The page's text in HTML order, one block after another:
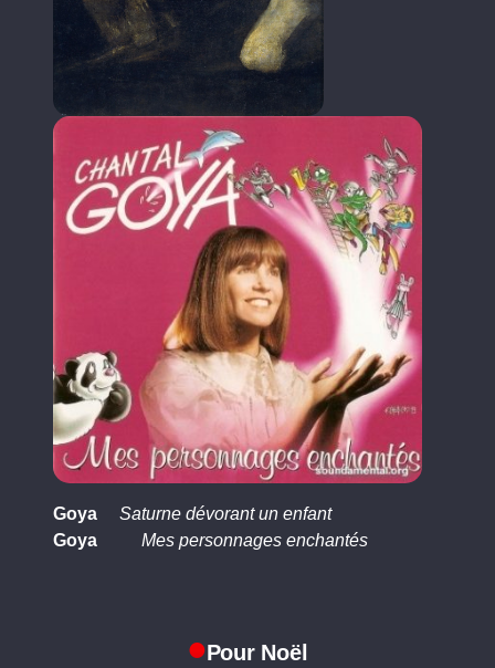
Goya
Saturne dévorant un enfant
Goya
Mes personnages enchantés
Pour Noël